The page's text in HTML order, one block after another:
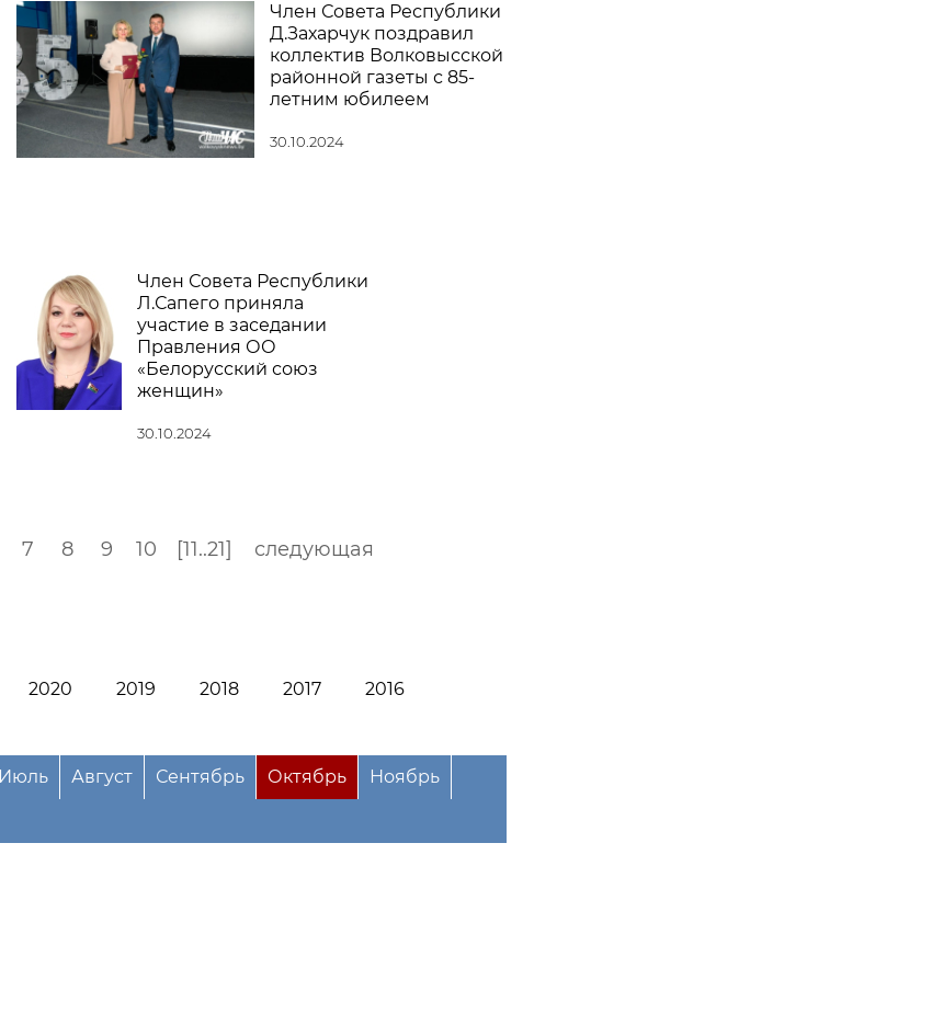
Член Совета Республики
Д.Захарчук поздравил
коллектив Волковысской
районной газеты с 85-
летним юбилеем
30.10.2024
Член Совета Республики
Л.Сапего приняла
участие в заседании
Правления ОО
«Белорусский союз
женщин»
30.10.2024
7 8 9 10 [11..21] следующая
2020 2019 2018 2017 2016
Июль Август Сентябрь Октябрь Ноябрь